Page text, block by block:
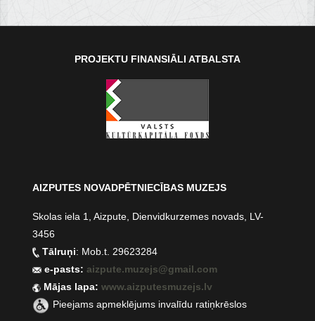
PROJEKTU FINANSIĀLI ATBALSTA
AIZPUTES NOVADPĒTNIECĪBAS MUZEJS
Skolas iela 1, Aizpute, Dienvidkurzemes novads, LV-
3456
Tālruņi: Mob.t. 29623284
e-pasts:aizpute.muzejs@gmail.com
Mājas lapa:www.aizputesmuzejs.lv
Pieejams apmeklējums invalīdu ratiņkrēslos